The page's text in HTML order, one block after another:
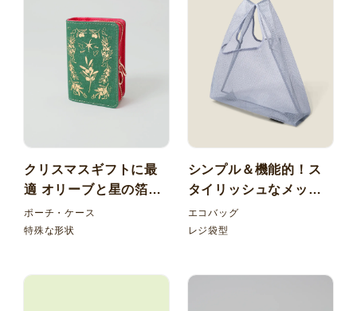
クリスマスギフトに最
適 オリーブと星の箔が
光る 本型小物入れ
ポーチ・ケース
特殊な形状
シンプル＆機能的！ス
タイリッシュなメッシ
ュ素材のエコバッグ
エコバッグ
レジ袋型